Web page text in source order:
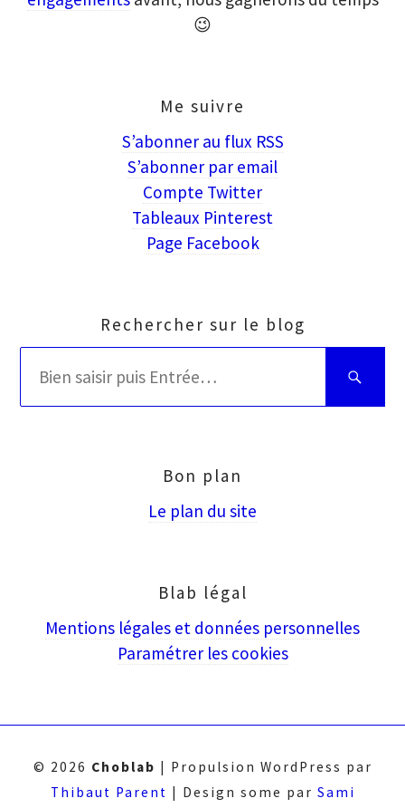
😉
Me suivre
S’abonner au flux RSS
S’abonner par email
Compte Twitter
Tableaux Pinterest
Page Facebook
Rechercher sur le blog
Bien
Bon plan
Le plan du site
Blab légal
Mentions légales et données personnelles
Paramétrer les cookies
© 2026 Choblab
Propulsion WordPress par
Thibaut Parent
Design some par Sami